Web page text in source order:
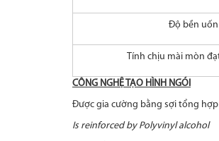
Độ bền
Tính chịu mài mòn
CÔNG NGHỆ TẠO HÌNH NGÓI
Được gia cường bằng sợi tổng
Is reinforced by Polyvinyl alcohol